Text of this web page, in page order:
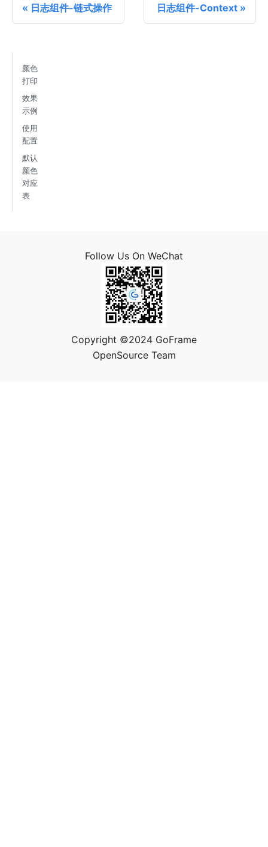
日志组件-链式操作 日志组件-Context
颜色
打印
效果
示例
使用
配置
默认
颜色
对应
表
Follow Us On WeChat
Copyright ©2024 GoFrame
OpenSource Team